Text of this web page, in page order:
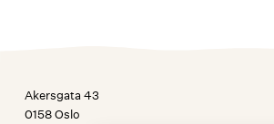
Akersgata 43
0158 Oslo